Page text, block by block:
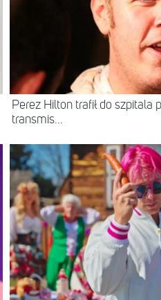
Perez Hilton trafił do szpitala
transmis...